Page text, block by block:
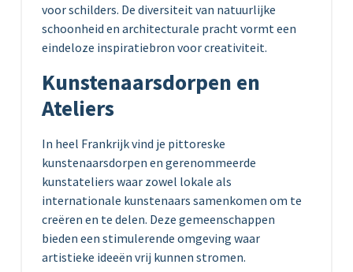
voor schilders. De diversiteit van natuurlijke
schoonheid en architecturale pracht vormt een
eindeloze inspiratiebron voor creativiteit.
Kunstenaarsdorpen en
Ateliers
In heel Frankrijk vind je pittoreske
kunstenaarsdorpen en gerenommeerde
kunstateliers waar zowel lokale als
internationale kunstenaars samenkomen om te
creëren en te delen. Deze gemeenschappen
bieden een stimulerende omgeving waar
artistieke ideeën vrij kunnen stromen.